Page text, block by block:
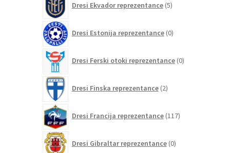
Dresi Ekvador reprezentance 5izdelkov
Dresi Estonija reprezentance 0izdelkov
Dresi Ferski otoki reprezentance 0izdelkov
Dresi Finska reprezentance 2izdelka
Dresi Francija reprezentance 117izdelkov
Dresi Gibraltar reprezentance 0izdelkov